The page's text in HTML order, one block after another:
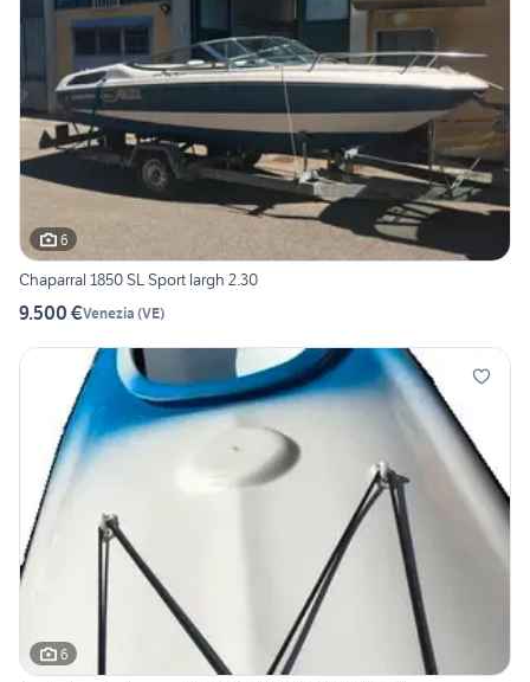
6
Chaparral 1850 SL Sport largh 2.30
9.500 €Venezia (VE)
6